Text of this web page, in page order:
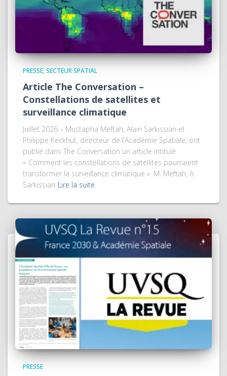
PRESSE SECTEUR SPATIAL
Article The Conversation –
Constellations de satellites et
surveillance climatique
Juillet 2026 – Mustapha Meftah, Alain Sarkissian et
Philippe Keckhut, directeur de l’Académie Spatiale, ont
publié dans The Conversation un article intitulé
« Comment les constellations de satellites pourraient
transformer la surveillance climatique ». M. Meftah, A.
Sarkissian Lire la suite
PRESSE